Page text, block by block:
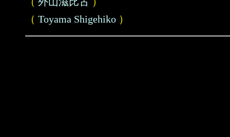
（ Toyama Shigehiko ）